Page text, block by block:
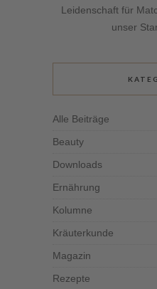
Leidenschaft für
unser
Alle Beiträge
Beauty
Downloads
Ernährung
Kolumne
Kräuterkunde
Magazin
Rezepte